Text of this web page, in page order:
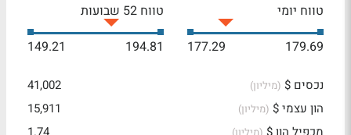
טווח יומי
179.69
177.29
טווח 52 שבועות
194.81
149.21
נכסים $ (מיליון)
41,002
הון עצמי $ (מיליון)
15,911